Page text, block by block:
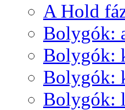
A Hold
Boly­gók:
Boly­gók:
Boly­gók:
Boly­gók: